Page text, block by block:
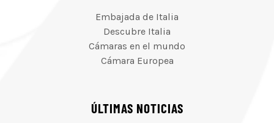
Embajada de Italia
Descubre Italia
Cámaras en el mundo
Cámara Europea
ÚLTIMAS NOTICIAS